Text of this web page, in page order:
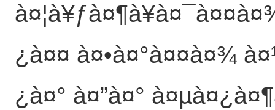
¿à¤¤ à¤•à¤°à¤¤à¤¾
¿à¤° à¤”à¤°